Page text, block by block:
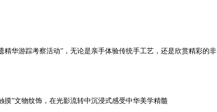
华游踪考察活动”，无论是亲手体验传统手工艺，还是欣赏精彩的非
”文物纹饰，在光影流转中沉浸式感受中华美学精髓